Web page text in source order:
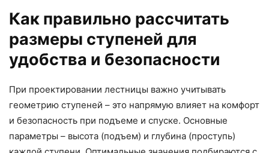
Как правильно рассчитать
размеры ступеней для
удобства и безопасности
При проектировании лестницы важно учитывать
геометрию ступеней – это напрямую влияет на комфорт
и безопасность при подъеме и спуске. Основные
параметры – высота (подъем) и глубина (проступь)